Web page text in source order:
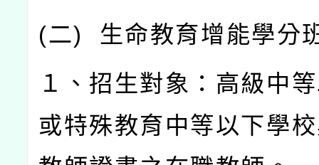
(二) 生命教育增能學分
１、招生對象：高級中
或特殊教育中等以下學